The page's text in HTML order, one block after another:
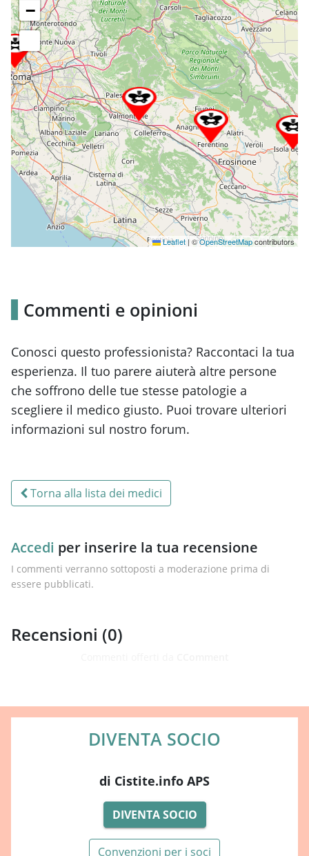
−
Leaflet | ©OpenStreetMapcontributors
Commenti e opinioni
Conosci questo professionista? Raccontaci la tua
esperienza. Il tuo parere aiuterà altre persone
che soffrono delle tue stesse patologie a
scegliere il medico giusto. Puoi trovare ulteriori
informazioni sul nostro forum.
Torna alla lista dei medici
Accedi per inserire la tua recensione
I commenti verranno sottoposti a moderazione prima di
essere pubblicati.
Recensioni (0)
DIVENTA SOCIO
di Cistite.info APS
DIVENTA SOCIO
Convenzioni per i soci